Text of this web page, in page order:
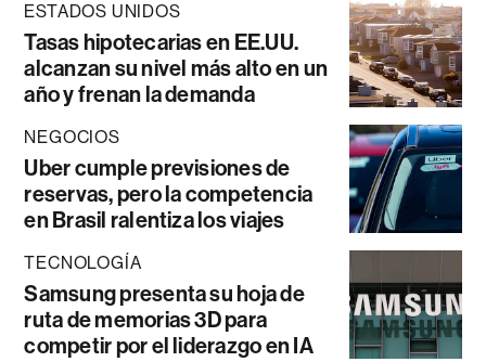
ESTADOS UNIDOS
Tasas hipotecarias en EE.UU.
alcanzan su nivel más alto en un
año y frenan la demanda
NEGOCIOS
Uber cumple previsiones de
reservas, pero la competencia
en Brasil ralentiza los viajes
TECNOLOGÍA
Samsung presenta su hoja de
ruta de memorias 3D para
competir por el liderazgo en IA